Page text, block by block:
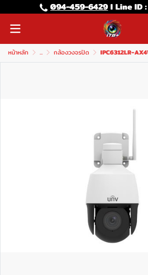
094-459-6429l Line lD
หน้าหลัก ... กล้องวงจรปิด IPC6312LR-AX4W-VG 2MP